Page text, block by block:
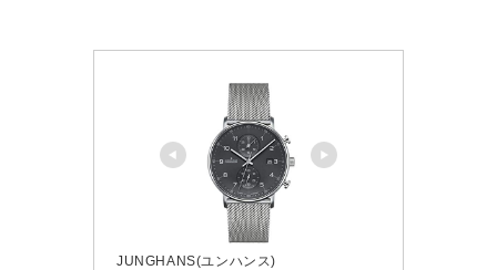
JUNGHANS(ユンハンス)